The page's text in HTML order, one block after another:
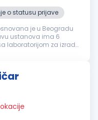
o statusu prijave
je u Beogradu
ustanova ima 6
laboratorijom za izradu